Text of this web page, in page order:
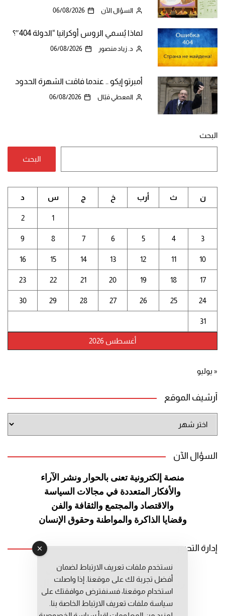
السؤال الآن 06/08/2026
لماذا يُسمي الروس أوكرانيا “الدولة 404″؟
د. زياد منصور 06/08/2026
أمبرتو إيكو .. عندما فاقت الشهرة الحدود
المعطي قبّال 06/08/2026
البحث
البحث
أغسطس 2026
ن ث أرب خ ج س د
1
2
3
4
5
6
7
8
9
10
11
12
13
14
15
16
17
18
19
20
21
22
23
24
25
26
27
28
29
30
31
« يوليو
أرشيف الموقع
الموقع
السؤال الآن
منصة إلكترونية تعنى بالحوار ونشر الآراء
والأفكار المتعددة في مجالات السياسة
والاقتصاد والمجتمع والثقافة والفن
وقضايا الذاكرة والمواطنة وحقوق الإنسان
إدارة التحرير
رئيس التحرير: عبد الرحيم التوراني
رئيس التحرير المساعد: المعطي قبال
مديرة التحرير: فاطمة حوحو
نستخدم ملفات تعريف الارتباط لضمان
أفضل تجربة لك على موقعنا. إذا واصلت
استخدام موقعنا، فسنفترض موافقتك على
سياسة ملفات تعريف الارتباط الخاصة بنا.